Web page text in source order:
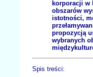
korporacji w
obszarów
istotności,
propozycją
wybranych
Spis treści: